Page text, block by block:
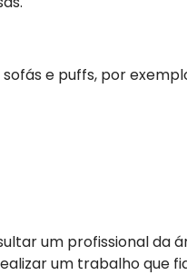
e puffs, por
um profissional da
um trabalho que